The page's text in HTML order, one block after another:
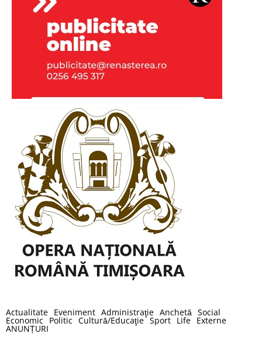
Actualitate Eveniment Administraţie Anchetă Social
Economic Politic Cultură/Educaţie Sport Life Externe
ANUNȚURI